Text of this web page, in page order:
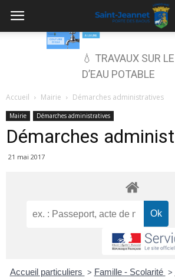
💧 TRAVAUX SUR
D’EAU POTABLE
Accueil Mairie Démarches administratives
Mairie Démarches administratives
Démarches
21 mai 2017
Accueil particuliers > Famille - Scolarité >